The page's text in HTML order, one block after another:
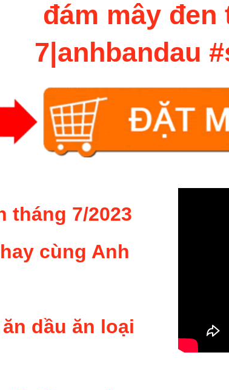
đám mây đen
7|anhbandau
tháng 7/2023
cùng Anh
dầu ăn loại